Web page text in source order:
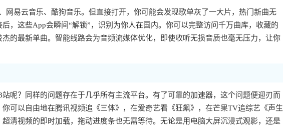
网易云音乐、酷狗音乐。但直接打开，你可能会发现歌单灰了一大片，热门新曲无
，这些App会瞬间“解锁”，识别为你人在国内。你可以完整访问千万曲库，收藏的
的最新单曲。智能线路会为音频流媒体优化，即使收听无损音质也毫无压力，让你
呢？同样的问题存在于几乎所有主流平台。有了可靠的加速器，这个问题便迎刃而
可以自由地在腾讯视频追《三体》，在爱奇艺看《狂飙》，在芒果TV追综艺《声生
清视频的即时加载，拖动进度条也无需等待。无论是用电脑大屏沉浸式观影，还是